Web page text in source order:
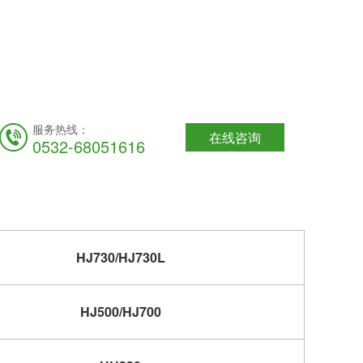
服务热线：
0532-68051616 在线咨询
HJ730/HJ730L
HJ500/HJ700